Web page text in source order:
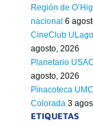
Región de
nacional 6
CineClub
agosto, 2026
Planetario
agosto, 2026
Pinacoteca
Colorada 3
ETIQUETAS